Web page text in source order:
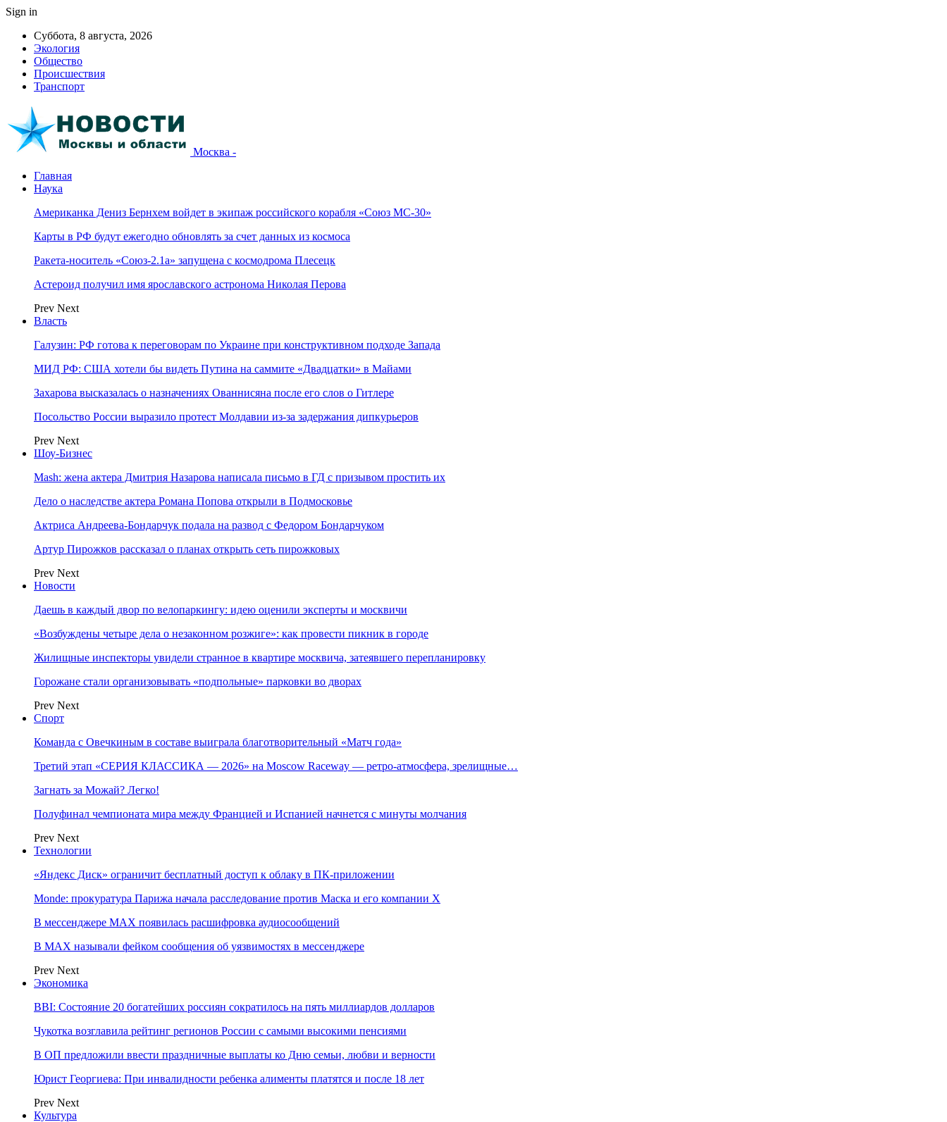
Sign in
Суббота, 8 августа, 2026
Экология
Общество
Происшествия
Транспорт
Москва -
Главная
Наука
Американка Дениз Бернхем войдет в экипаж российского корабля «Союз МС-30»
Карты в РФ будут ежегодно обновлять за счет данных из космоса
Ракета-носитель «Союз-2.1а» запущена с космодрома Плесецк
Астероид получил имя ярославского астронома Николая Перова
Prev Next
Власть
Галузин: РФ готова к переговорам по Украине при конструктивном подходе Запада
МИД РФ: США хотели бы видеть Путина на саммите «Двадцатки» в Майами
Захарова высказалась о назначениях Ованнисяна после его слов о Гитлере
Посольство России выразило протест Молдавии из-за задержания дипкурьеров
Prev Next
Шоу-Бизнес
Mash: жена актера Дмитрия Назарова написала письмо в ГД с призывом простить их
Дело о наследстве актера Романа Попова открыли в Подмосковье
Актриса Андреева-Бондарчук подала на развод с Федором Бондарчуком
Артур Пирожков рассказал о планах открыть сеть пирожковых
Prev Next
Новости
Даешь в каждый двор по велопаркингу: идею оценили эксперты и москвичи
«Возбуждены четыре дела о незаконном розжиге»: как провести пикник в городе
Жилищные инспекторы увидели странное в квартире москвича, затеявшего перепланировку
Горожане стали организовывать «подпольные» парковки во дворах
Prev Next
Спорт
Команда с Овечкиным в составе выиграла благотворительный «Матч года»
Третий этап «СЕРИЯ КЛАССИКА — 2026» на Moscow Raceway — ретро‑атмосфера, зрелищные…
Загнать за Можай? Легко!
Полуфинал чемпионата мира между Францией и Испанией начнется с минуты молчания
Prev Next
Технологии
«Яндекс Диск» ограничит бесплатный доступ к облаку в ПК-приложении
Monde: прокуратура Парижа начала расследование против Маска и его компании X
В мессенджере MAX появилась расшифровка аудиосообщений
В МAX называли фейком сообщения об уязвимостях в мессенджере
Prev Next
Экономика
BBI: Состояние 20 богатейших россиян сократилось на пять миллиардов долларов
Чукотка возглавила рейтинг регионов России с самыми высокими пенсиями
В ОП предложили ввести праздничные выплаты ко Дню семьи, любви и верности
Юрист Георгиева: При инвалидности ребенка алименты платятся и после 18 лет
Prev Next
Культура